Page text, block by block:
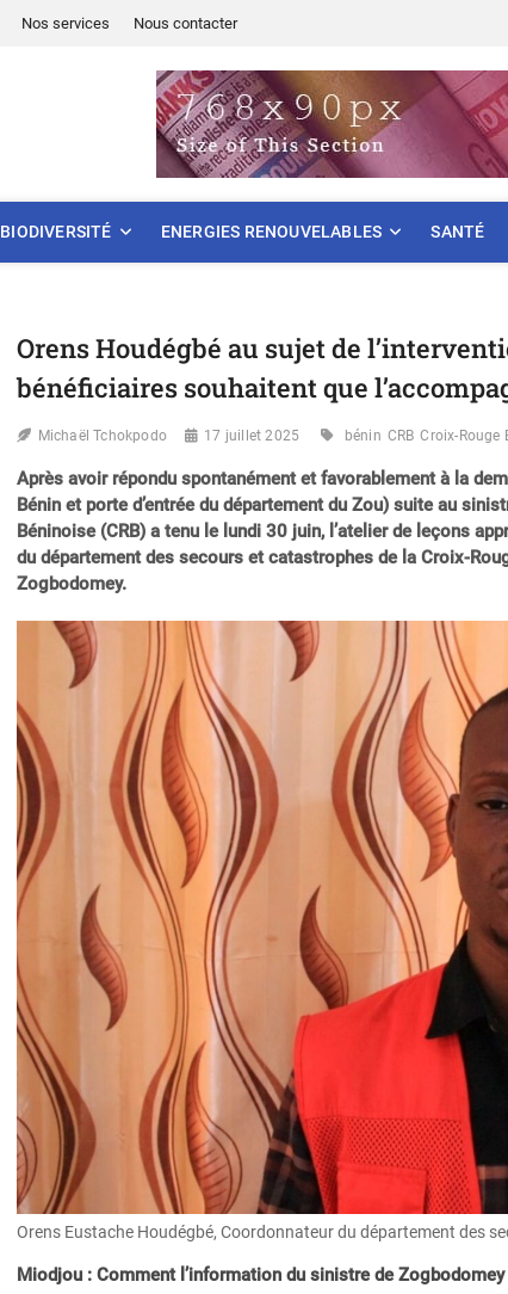
Nos services Nous contacter
BIODIVERSITÉ ENERGIES RENOUVELABLES SANTÉ
Orens Houdégbé au sujet de
bénéficiaires souhaitent que
Michaël Tchokpodo 17 juillet 2025 bénin CRB Croix-Rouge
Après avoir répondu spontanément et favorablement à la
Bénin et porte d’entrée du département du Zou) suite au
Béninoise (CRB) a tenu le lundi 30 juin, l’atelier de leçons
du département des secours et catastrophes de la Croix-
Zogbodomey.
Orens Eustache Houdégbé, Coordonnateur du département des
Miodjou : Comment l’information du sinistre de